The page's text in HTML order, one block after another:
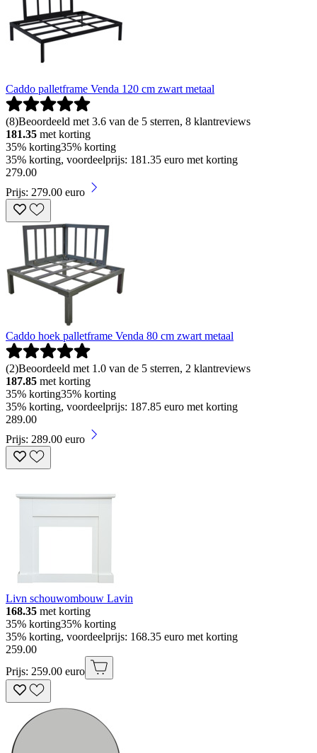
Caddo palletframe Venda 120 cm zwart metaal
(8)Beoordeeld met 3.6 van de 5 sterren, 8 klantreviews
181.35 met korting
35% korting35% korting
35% korting, voordeelprijs: 181.35 euro met korting
279.00
Prijs: 279.00 euro
Caddo hoek palletframe Venda 80 cm zwart metaal
(2)Beoordeeld met 1.0 van de 5 sterren, 2 klantreviews
187.85 met korting
35% korting35% korting
35% korting, voordeelprijs: 187.85 euro met korting
289.00
Prijs: 289.00 euro
Livn schouwombouw Lavin
168.35 met korting
35% korting35% korting
35% korting, voordeelprijs: 168.35 euro met korting
259.00
Prijs: 259.00 euro